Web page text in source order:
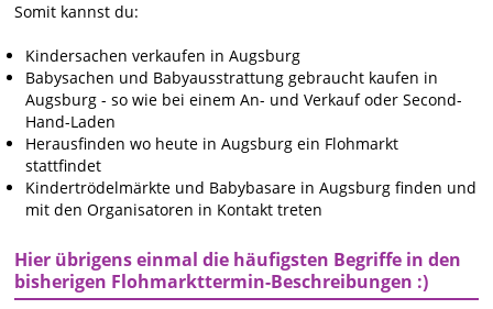
Somit kannst du:
Kindersachen verkaufen in Augsburg
Babysachen und Babyausstrattung gebraucht kaufen in
Augsburg - so wie bei einem An- und Verkauf oder Second-
Hand-Laden
Herausfinden wo heute in Augsburg ein Flohmarkt
stattfindet
Kindertrödelmärkte und Babybasare in Augsburg finden und
mit den Organisatoren in Kontakt treten
Hier übrigens einmal die häufigsten Begriffe in den
bisherigen Flohmarkttermin-Beschreibungen :)